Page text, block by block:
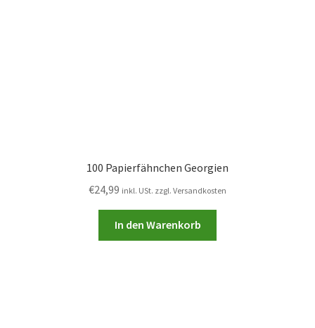
100 Papierfähnchen Georgien
€24,99 inkl. USt. zzgl. Versandkosten
In den Warenkorb